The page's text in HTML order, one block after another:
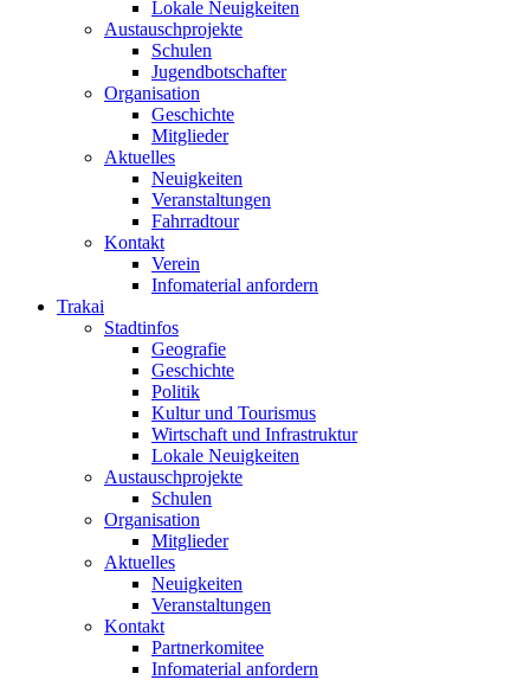
Lokale Neuigkeiten
Austauschprojekte
Schulen
Jugendbotschafter
Organisation
Geschichte
Mitglieder
Aktuelles
Neuigkeiten
Veranstaltungen
Fahrradtour
Kontakt
Verein
Infomaterial anfordern
Trakai
Stadtinfos
Geografie
Geschichte
Politik
Kultur und Tourismus
Wirtschaft und Infrastruktur
Lokale Neuigkeiten
Austauschprojekte
Schulen
Organisation
Mitglieder
Aktuelles
Neuigkeiten
Veranstaltungen
Kontakt
Partnerkomitee
Infomaterial anfordern